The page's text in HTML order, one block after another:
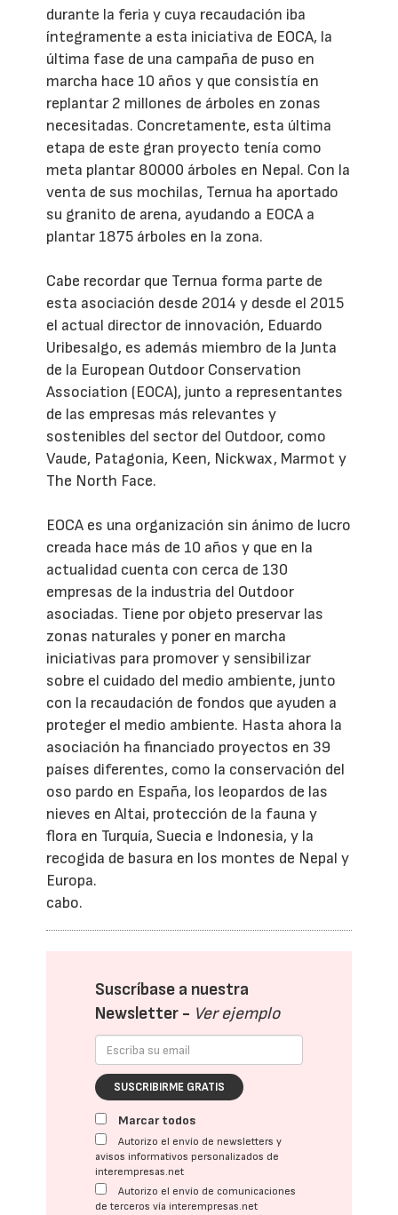
durante la feria y cuya recaudación iba
íntegramente a esta iniciativa de EOCA, la
última fase de una campaña de puso en
marcha hace 10 años y que consistía en
replantar 2 millones de árboles en zonas
necesitadas. Concretamente, esta última
etapa de este gran proyecto tenía como
meta plantar 80000 árboles en Nepal. Con la
venta de sus mochilas, Ternua ha aportado
su granito de arena, ayudando a EOCA a
plantar 1875 árboles en la zona.
Cabe recordar que Ternua forma parte de
esta asociación desde 2014 y desde el 2015
el actual director de innovación, Eduardo
Uribesalgo, es además miembro de la Junta
de la European Outdoor Conservation
Association (EOCA), junto a representantes
de las empresas más relevantes y
sostenibles del sector del Outdoor, como
Vaude, Patagonia, Keen, Nickwax, Marmot y
The North Face.
EOCA es una organización sin ánimo de lucro
creada hace más de 10 años y que en la
actualidad cuenta con cerca de 130
empresas de la industria del Outdoor
asociadas. Tiene por objeto preservar las
zonas naturales y poner en marcha
iniciativas para promover y sensibilizar
sobre el cuidado del medio ambiente, junto
con la recaudación de fondos que ayuden a
proteger el medio ambiente. Hasta ahora la
asociación ha financiado proyectos en 39
países diferentes, como la conservación del
oso pardo en España, los leopardos de las
nieves en Altai, protección de la fauna y
flora en Turquía, Suecia e Indonesia, y la
recogida de basura en los montes de Nepal y
Europa.
cabo.
Suscríbase a nuestra
Newsletter - Ver ejemplo
SUSCRIBIRME GRATIS
Marcar todos
Autorizo el envío de newsletters y
avisos informativos personalizados de
interempresas.net
Autorizo el envío de comunicaciones
de terceros vía interempresas.net